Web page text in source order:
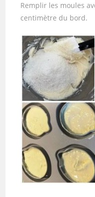
Remplir les moules
centimètre du bord.